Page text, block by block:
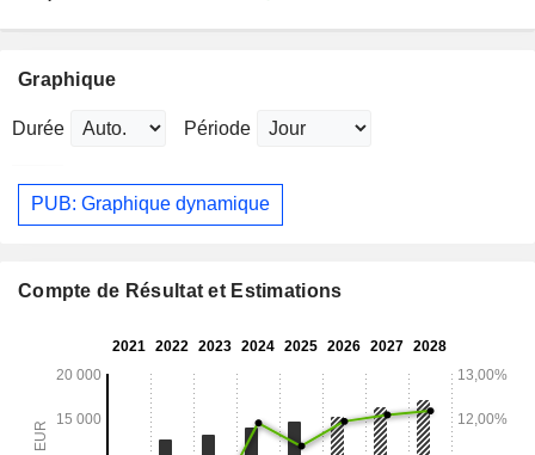
Graphique
Durée Période
PUB: Graphique dynamique
Compte de Résultat et Estimations